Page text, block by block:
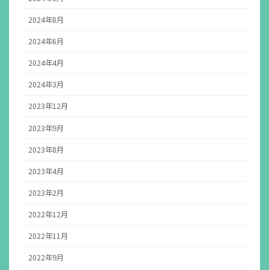
2024年8月
2024年6月
2024年4月
2024年3月
2023年12月
2023年9月
2023年8月
2023年4月
2023年2月
2022年12月
2022年11月
2022年9月